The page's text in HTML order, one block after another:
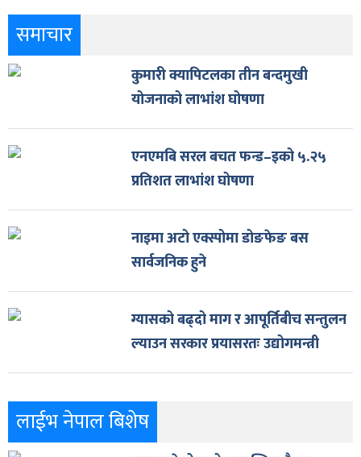
समाचार
कुमारी क्यापिटलका तीन बन्दमुखी
योजनाको लाभांश घोषणा
एनएमबि सरल बचत फन्ड–इको ५.२५
प्रतिशत लाभांश घोषणा
नाइमा अटो एक्स्पोमा डोङफेङ बस
सार्वजनिक हुने
ग्यासको बढ्दो माग र आपूर्तिबीच सन्तुलन
ल्याउन सरकार प्रयासरतः उद्योगमन्त्री
लाईभ नेपाल बिशेष